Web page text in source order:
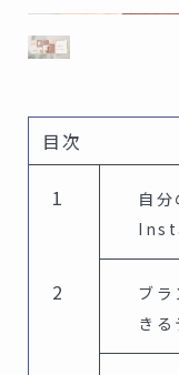
目次
自
ブ
き